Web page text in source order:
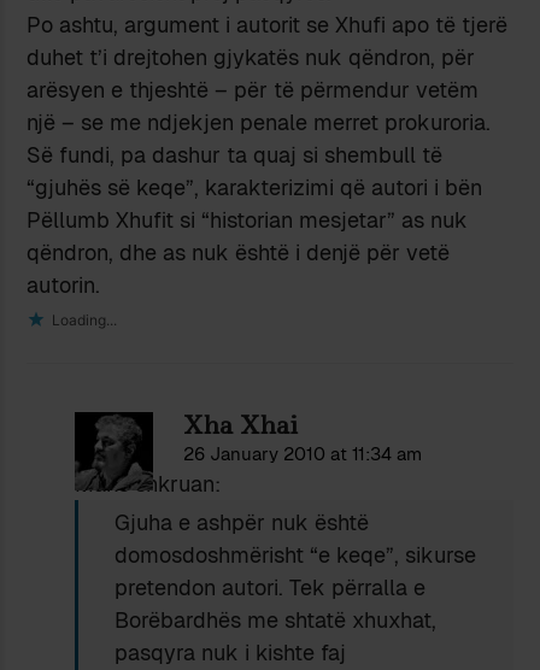
Po ashtu, argument i autorit se Xhufi apo të tjerë
duhet t’i drejtohen gjykatës nuk qëndron, për
arësyen e thjeshtë – për të përmendur vetëm
një – se me ndjekjen penale merret prokuroria.
Së fundi, pa dashur ta quaj si shembull të
“gjuhës së keqe”, karakterizimi që autori i bën
Pëllumb Xhufit si “historian mesjetar” as nuk
qëndron, dhe as nuk është i denjë për vetë
autorin.
Loading...
Xha Xhai
26 January 2010 at 11:34 am
Maks shkruan:
Gjuha e ashpër nuk është
domosdoshmërisht “e keqe”, sikurse
pretendon autori. Tek përralla e
Borëbardhës me shtatë xhuxhat,
pasqyra nuk i kishte faj